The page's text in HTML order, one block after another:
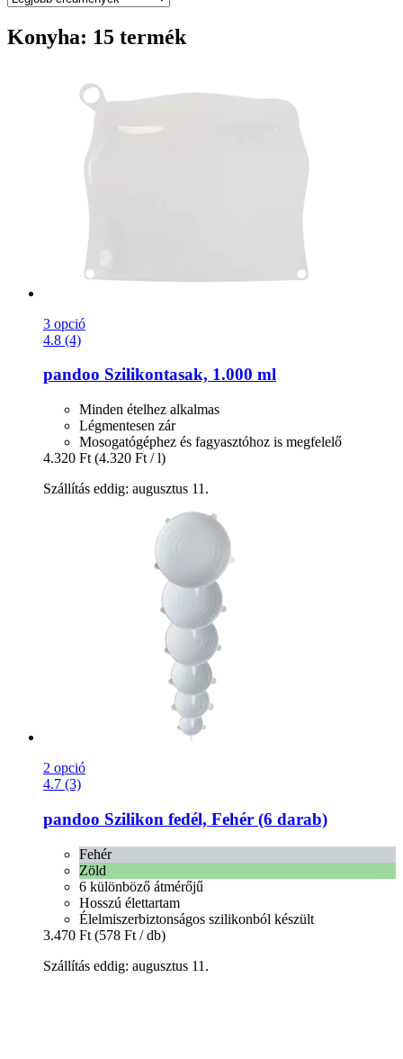
Konyha: 15 termék
3 opció
4.8 (4)
pandoo Szilikontasak, 1.000 ml
Minden ételhez alkalmas
Légmentesen zár
Mosogatógéphez és fagyasztóhoz is megfelelő
4.320 Ft (4.320 Ft / l)
Szállítás eddig: augusztus 11.
2 opció
4.7 (3)
pandoo Szilikon fedél, Fehér (6 darab)
Fehér
Zöld
6 különböző átmérőjű
Hosszú élettartam
Élelmiszerbiztonságos szilikonból készült
3.470 Ft (578 Ft / db)
Szállítás eddig: augusztus 11.